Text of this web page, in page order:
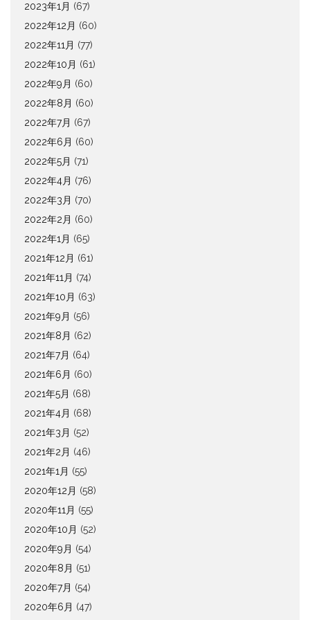
2023年1月 (67)
2022年12月 (60)
2022年11月 (77)
2022年10月 (61)
2022年9月 (60)
2022年8月 (60)
2022年7月 (67)
2022年6月 (60)
2022年5月 (71)
2022年4月 (76)
2022年3月 (70)
2022年2月 (60)
2022年1月 (65)
2021年12月 (61)
2021年11月 (74)
2021年10月 (63)
2021年9月 (56)
2021年8月 (62)
2021年7月 (64)
2021年6月 (60)
2021年5月 (68)
2021年4月 (68)
2021年3月 (52)
2021年2月 (46)
2021年1月 (55)
2020年12月 (58)
2020年11月 (55)
2020年10月 (52)
2020年9月 (54)
2020年8月 (51)
2020年7月 (54)
2020年6月 (47)